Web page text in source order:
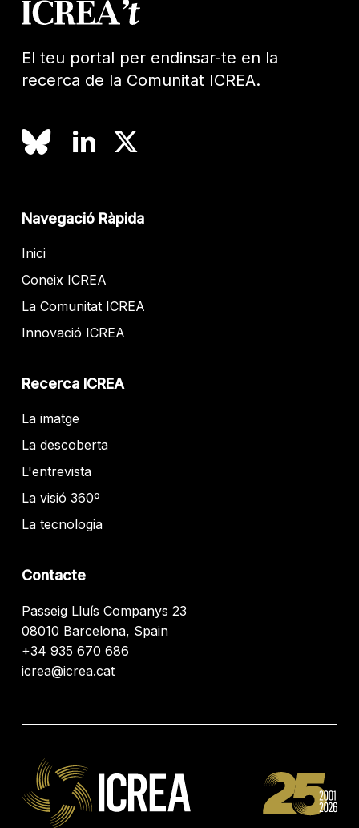
El teu portal per endinsar-te en la
recerca de la Comunitat ICREA.
Navegació Ràpida
Inici
Coneix ICREA
La Comunitat ICREA
Innovació ICREA
Recerca ICREA
La imatge
La descoberta
L'entrevista
La visió 360º
La tecnologia
Contacte
Passeig Lluís Companys 23
08010 Barcelona, Spain
+34 935 670 686
icrea@icrea.cat